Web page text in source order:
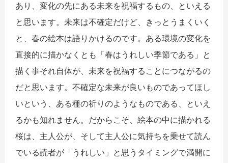
あり、変化の先にある未来を祝福するもの、といえる
と思います。未来は不確定だけど、きっとうまくいく
と、春の絵本は語りかけるのです。ある環境の変化を
直接的に描かなくとも「春はうれしい季節である」と
描く事それ自体が、未来を祝福することにつながるの
だと思います。不確定な未来が良いものであってほし
いという、ある種の祈りのようなものである、といえ
るかも知れません。だからこそ、絵本の中に描かれる
桜は、主人公が、そして主人公に気持ちを乗せて読ん
でいる読者が「うれしい」と思うタイミングで満開に